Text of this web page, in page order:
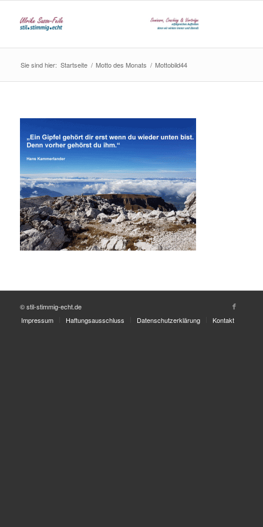
Sie sind hier: Startseite / Motto des Monats / Mottobild44
© stil-stimmig-echt.de
Impressum
Haftungsausschluss Datenschutzerklärung Kontakt